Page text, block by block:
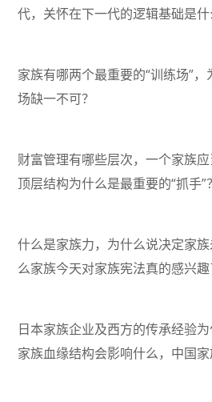
代，关怀在下一代的逻辑基础是什
家族有哪两个最重要的“训练场”
场缺一不可？
财富管理有哪些层次，一个家族应
顶层结构为什么是最重要的“抓手”？
什么是家族力，为什么说决定家
么家族今天对家族宪法真的感兴趣
日本家族企业及西方的传承经验为
家族血缘结构会影响什么，中国家